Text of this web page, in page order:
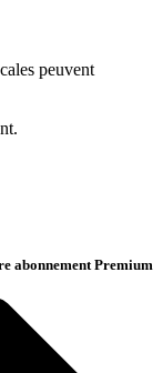
peuvent
abonnement Premium